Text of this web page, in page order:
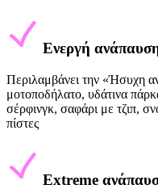
Ενεργή
Περιλαμβάνει την «Ήσυχη
μοτοποδήλατο, υδάτινα
σέρφινγκ, σαφάρι με τζιπ,
πίστες
Extreme